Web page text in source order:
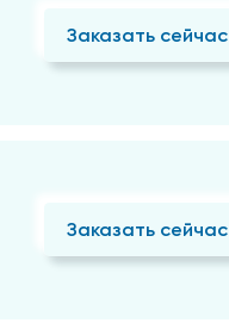
Заказать сейчас
Заказать сейчас